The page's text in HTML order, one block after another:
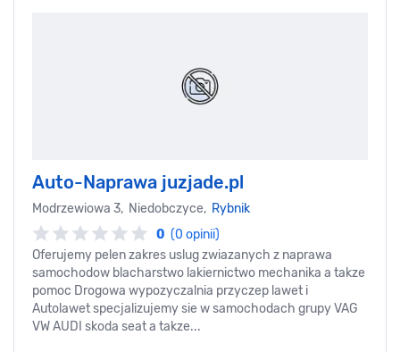
Auto-Naprawa juzjade.pl
Modrzewiowa 3, Niedobczyce, Rybnik
0 (0 opinii)
Oferujemy pelen zakres uslug zwiazanych z naprawa
samochodow blacharstwo lakiernictwo mechanika a takze
pomoc Drogowa wypozyczalnia przyczep lawet i
Autolawet specjalizujemy sie w samochodach grupy VAG
VW AUDI skoda seat a takze...